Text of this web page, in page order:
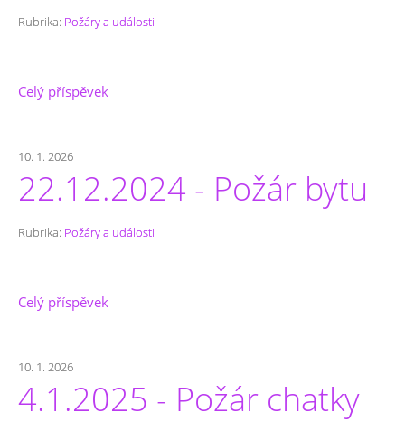
Rubrika: Požáry a události
Celý příspěvek
10. 1. 2026
22.12.2024 - Požár bytu
Rubrika: Požáry a události
Celý příspěvek
10. 1. 2026
4.1.2025 - Požár chatky